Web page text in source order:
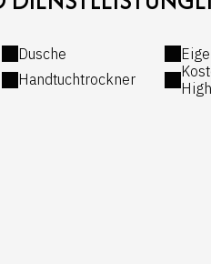
Dusche
Handtuchtrockner